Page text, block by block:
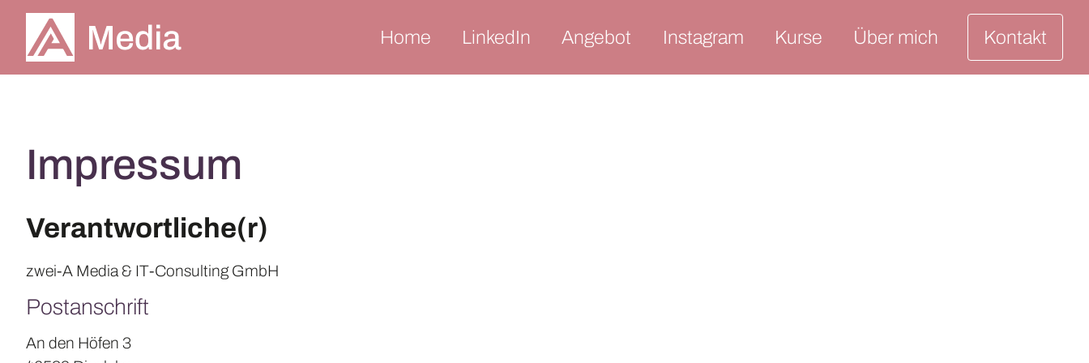
Navigation überspringen
Home LinkedIn Angebot Instagram Kurse Über mich Kontakt
Impressum
Verantwortliche(r)
zwei-A Media & IT-Consulting GmbH
Postanschrift
An den Höfen 3